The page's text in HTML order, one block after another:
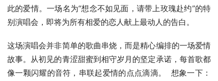
此的爱情。一场名为“想念不如见面，请带上玫瑰赴约”的特
别演唱会，即将为所有相爱的恋人献上最动人的告白。
这场演唱会并非简单的歌曲串烧，而是精心编排的一场爱情
故事。从初见的青涩甜蜜到相守岁月的坚定承诺，每首歌都
像一颗闪耀的音符，串联起爱情的点点滴滴。  想象一下：